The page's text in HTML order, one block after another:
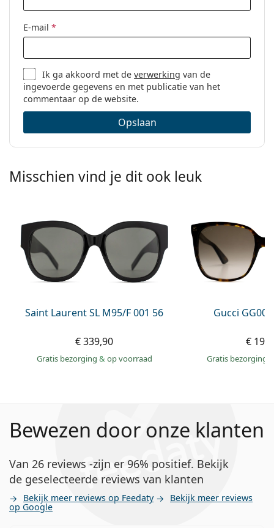
E-mail *
Ik ga akkoord met deverwerking van de
ingevoerde gegevens en met publicatie van het
commentaar op de website.
Opslaan
Misschien vind je dit ook leuk
Saint Laurent SL M95/F 001 56
€ 339,90
Gratis bezorging & op voorraad
Gucci
€
Gratis bezorging
Bewezen door onze klanten
Van 26 reviews -zijn er 96% positief. Bekijk
de geselecteerde reviews van klanten
Bekijk meer reviews op Feedaty Bekijk meer reviews
op Google